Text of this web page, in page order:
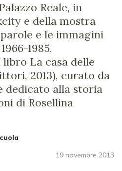
Reale, in
e della mostra
e le immagini
1985,
La casa delle
2013), curato da
dedicato alla storia
di Rosellina
19 novembre 2013